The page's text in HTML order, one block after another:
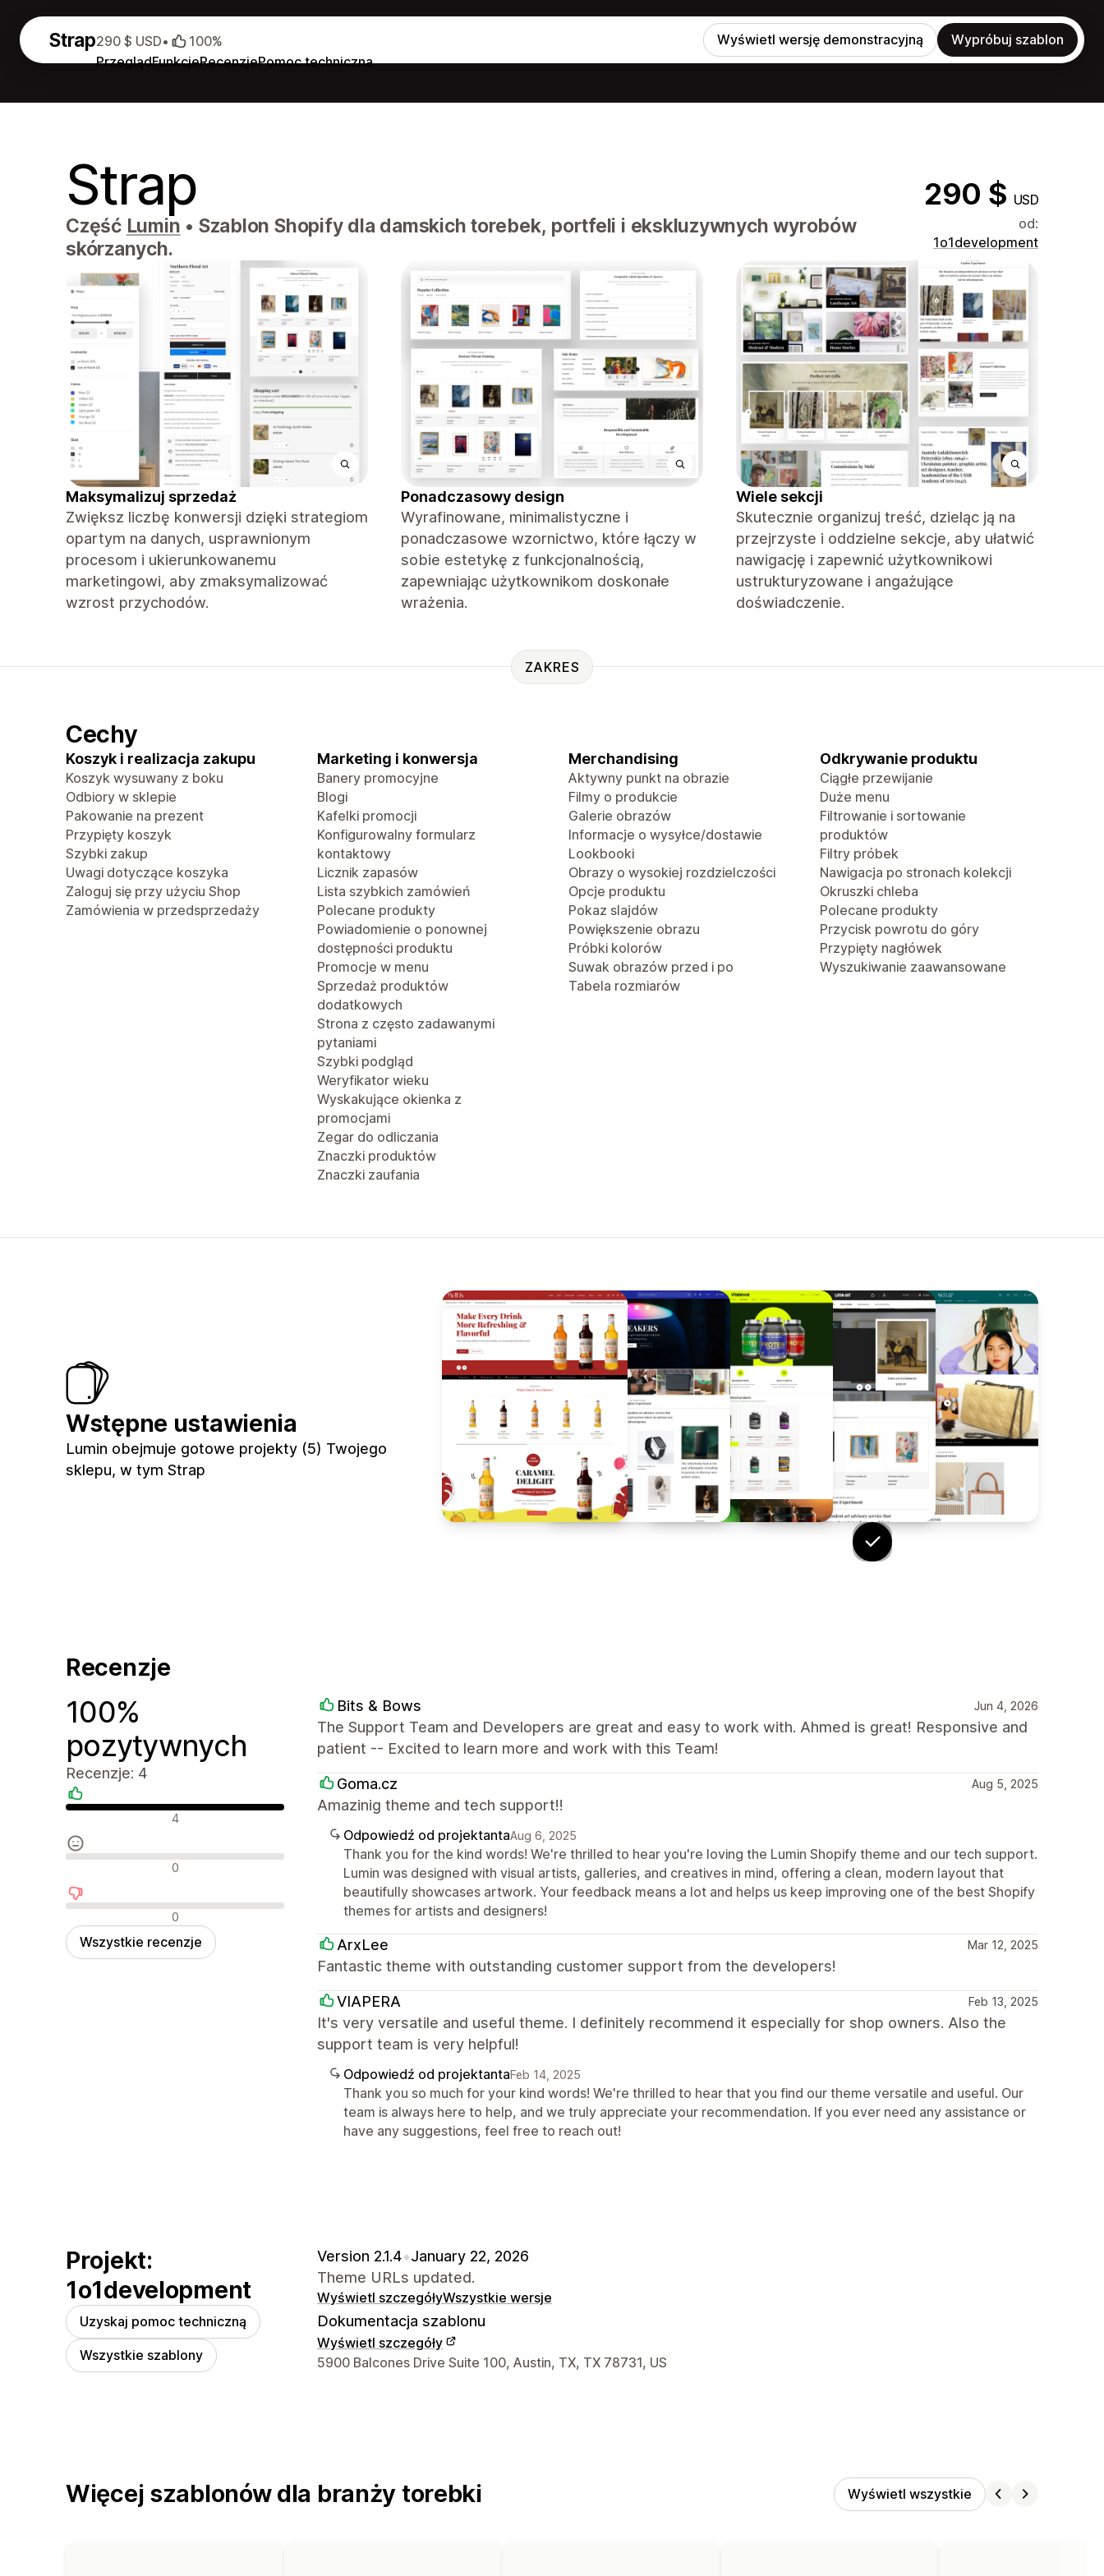
Strap
PrzeglądFunkcjeRecenzjePomoc techniczna
290 $ USD• 100% Wyświetl wersję demonstracyjną Wypróbuj szablon
Strap 290 $ USD
Część Lumin • Szablon Shopify dla damskich torebek, portfeli i ekskluzywnych wyrobów
skórzanych.
od:
1o1development
Maksymalizuj sprzedaż
Zwiększ liczbę konwersji dzięki strategiom
opartym na danych, usprawnionym
procesom i ukierunkowanemu
marketingowi, aby zmaksymalizować
wzrost przychodów.
Ponadczasowy design
Wyrafinowane, minimalistyczne i
ponadczasowe wzornictwo, które łączy w
sobie estetykę z funkcjonalnością,
zapewniając użytkownikom doskonałe
wrażenia.
Wiele sekcji
Skutecznie organizuj treść, dzieląc ją na
przejrzyste i oddzielne sekcje, aby ułatwić
nawigację i zapewnić użytkownikowi
ustrukturyzowane i angażujące
doświadczenie.
ZAKRES
Cechy
Koszyk i realizacja zakupu
Koszyk wysuwany z boku
Odbiory w sklepie
Pakowanie na prezent
Przypięty koszyk
Szybki zakup
Uwagi dotyczące koszyka
Zaloguj się przy użyciu Shop
Zamówienia w przedsprzedaży
Marketing i konwersja
Banery promocyjne
Blogi
Kafelki promocji
Konfigurowalny formularz
kontaktowy
Licznik zapasów
Lista szybkich zamówień
Polecane produkty
Powiadomienie o ponownej
dostępności produktu
Promocje w menu
Sprzedaż produktów
dodatkowych
Strona z często zadawanymi
pytaniami
Szybki podgląd
Weryfikator wieku
Wyskakujące okienka z
promocjami
Zegar do odliczania
Znaczki produktów
Znaczki zaufania
Merchandising
Aktywny punkt na obrazie
Filmy o produkcie
Galerie obrazów
Informacje o wysyłce/dostawie
Lookbooki
Obrazy o wysokiej rozdzielczości
Opcje produktu
Pokaz slajdów
Powiększenie obrazu
Próbki kolorów
Suwak obrazów przed i po
Tabela rozmiarów
Odkrywanie produktu
Ciągłe przewijanie
Duże menu
Filtrowanie i sortowanie
produktów
Filtry próbek
Nawigacja po stronach kolekcji
Okruszki chleba
Polecane produkty
Przycisk powrotu do góry
Przypięty nagłówek
Wyszukiwanie zaawansowane
Wstępne ustawienia
Lumin obejmuje gotowe projekty (5) Twojego
sklepu, w tym Strap
Recenzje
100%
pozytywnych
Recenzje: 4
Pozytywne recenzje
4
Neutralne recenzje
0
Negatywne recenzje
0
Wszystkie recenzje
Bits & Bows Jun 4, 2026
The Support Team and Developers are great and easy to work with. Ahmed is great! Responsive and
patient -- Excited to learn more and work with this Team!
Goma.cz Aug 5, 2025
Amazinig theme and tech support!!
Odpowiedź od projektantaAug 6, 2025
Thank you for the kind words! We're thrilled to hear you're loving the Lumin Shopify theme and our tech support.
Lumin was designed with visual artists, galleries, and creatives in mind, offering a clean, modern layout that
beautifully showcases artwork. Your feedback means a lot and helps us keep improving one of the best Shopify
themes for artists and designers!
ArxLee Mar 12, 2025
Fantastic theme with outstanding customer support from the developers!
VIAPERA Feb 13, 2025
It's very versatile and useful theme. I definitely recommend it especially for shop owners. Also the
support team is very helpful!
Odpowiedź od projektantaFeb 14, 2025
Thank you so much for your kind words! We're thrilled to hear that you find our theme versatile and useful. Our
team is always here to help, and we truly appreciate your recommendation. If you ever need any assistance or
have any suggestions, feel free to reach out!
Projekt:
1o1development
Uzyskaj pomoc techniczną
Wszystkie szablony
Version 2.1.4•January 22, 2026
Theme URLs updated.
Wyświetl szczegółyWszystkie wersje
Dokumentacja szablonu
Wyświetl szczegóły
Dane kontaktowe projektanta
5900 Balcones Drive Suite 100, Austin, TX, TX 78731, US
Więcej szablonów dla branży torebki Wyświetl wszystkie